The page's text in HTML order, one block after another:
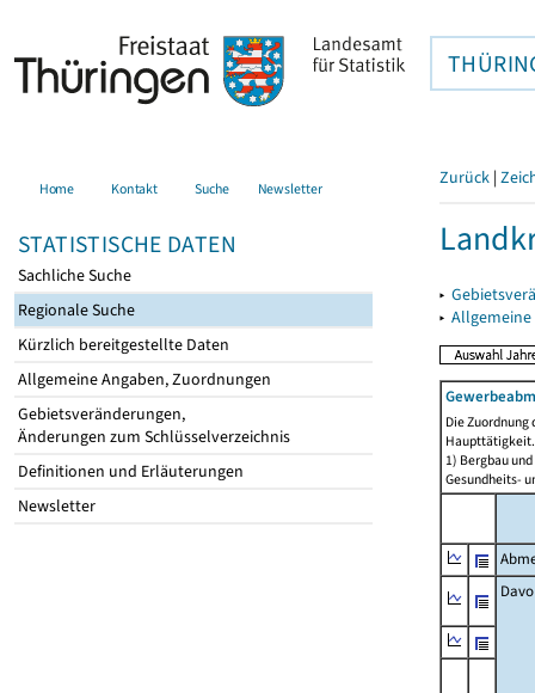
Home Kontakt Suche Newsletter
STATISTISCHE DATEN
Sachliche Suche
Regionale Suche
Kürzlich bereitgestellte Daten
Allgemeine Angaben, Zuordnungen
Gebietsveränderungen,
Änderungen zum Schlüsselverzeichnis
Definitionen und Erläuterungen
Newsletter
Zurück |
▸
▸
Die
Haupttätigkeit.
1) Bergbau
Gesundheits-